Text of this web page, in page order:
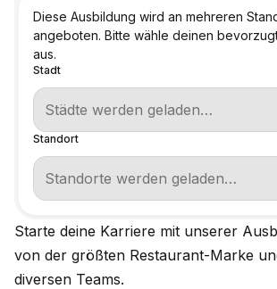
Starte deine Karriere mit unserer
von der größten Restaurant-Marke
diversen Teams.
Diese Ausbildung wird an mehreren
angeboten. Bitte wähle deinen
aus.
Stadt
Standort